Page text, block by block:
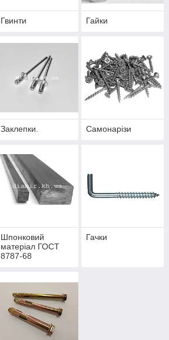
Гвинти Гайки
Заклепки. Самонарізи
Шпонковий
матеріал ГОСТ
8787-68
Гачки